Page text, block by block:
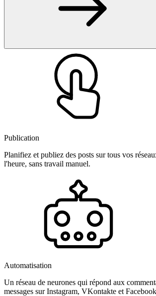
Publication
Planifiez et publiez des posts sur tous vos
l'heure, sans travail manuel.
Automatisation
Un réseau de neurones qui répond aux
messages sur Instagram, VKontakte et